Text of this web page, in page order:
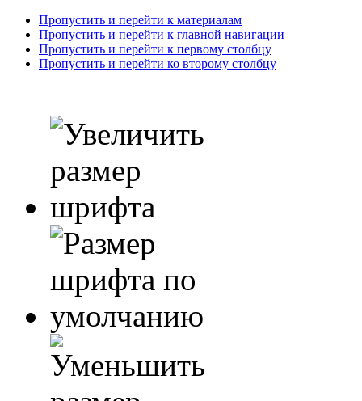
Пропустить и перейти к материалам
Пропустить и перейти к главной навигации
Пропустить и перейти к первому столбцу
Пропустить и перейти ко второму столбцу